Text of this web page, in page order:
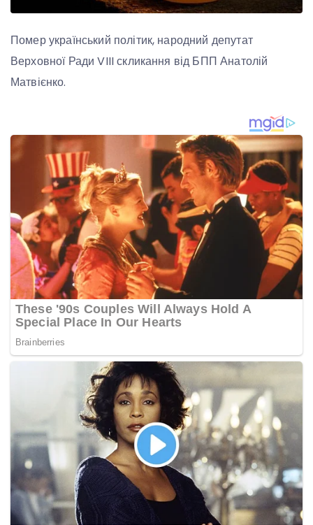
Помер український політик, народний депутат
Верховної Ради VIII скликання від БПП Анатолій
Матвієнко.